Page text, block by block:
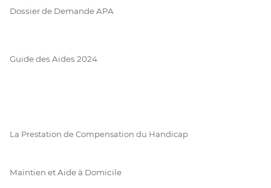
Dossier de Demande APA
Guide des Aides 2024
La Prestation de Compensation du Handicap
Maintien et Aide à Domicile